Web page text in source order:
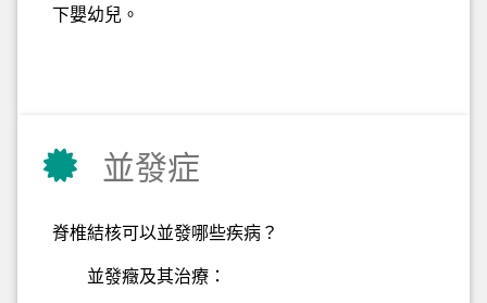
下嬰幼兒。
並發症
脊椎結核可以並發哪些疾病？
並發癥及其治療：